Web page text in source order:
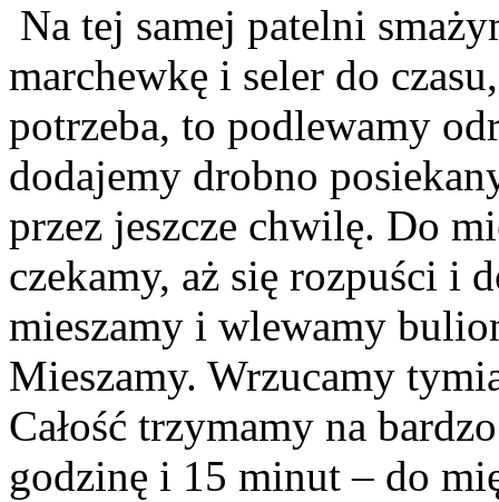
Na tej samej patelni
marchewkę i seler do
potrzeba, to podlewamy
dodajemy drobno
przez jeszcze chwilę. Do
czekamy, aż się rozpuści i
mieszamy i wlewamy
Mieszamy. Wrzucamy
Całość trzymamy na
godzinę i 15 minut – do